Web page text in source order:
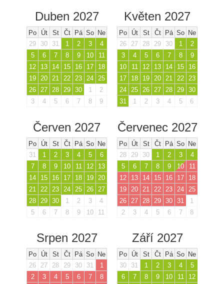
Duben 2027
Po Út St Čt Pá So Ne
29
30 31 1 2 3
4
5
6 7 8 9 10
11
12
13 14 15 16 17
18
19 20 21 22 23 24 25
26 27 28 29 30 1
2
3
4 5 6 7 8 9
Květen 2027
Po Út St Čt Pá So Ne
26
27 28 29 30 1
2
3
4 5 6 7 8
9
10
11 12 13 14 15
16
17
18 19 20 21 22 23
24 25 26 27 28 29 30
31
1 2 3 4 5 6
Červen 2027
Po Út St Čt Pá So Ne
31
1 2 3 4 5
6
7
8 9 10 11 12
13
14
15 16 17 18 19
20
21
22 23 24 25 26
27
28
29 30 1 2 3
4
5
6 7 8 9 10 11
Červenec 2027
Po Út St Čt Pá So Ne
28
29 30 1 2 3
4
5
6 7 8 9 10
11
12
13 14 15 16 17
18
19
20 21 22 23 24
25
26
27 28 29 30 31
1
2
3 4 5 6 7 8
Srpen 2027
Po Út St Čt Pá So Ne
26
27 28 29 30 31
1
2
3 4 5 6 7
8
Září 2027
Po Út St Čt Pá So Ne
30
31 1 2 3 4
5
6
7 8 9 10 11
12